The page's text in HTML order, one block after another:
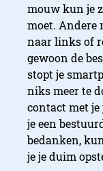
mouw kun je
moet. Andere
naar links of
gewoon de
stopt je
niks meer te
contact met
je een
bedanken,
je je duim